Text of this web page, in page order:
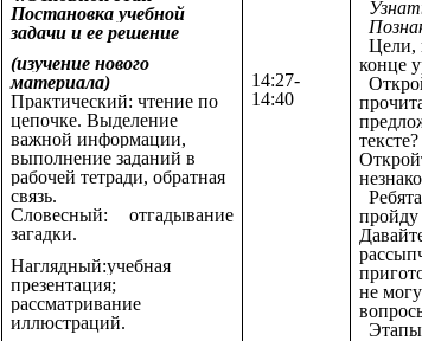
Постановка учебной
задачи и ее решение
(изучение нового
материала)
Практический: чтение по
цепочке. Выделение
важной информации,
выполнение заданий в
рабочей тетради, обратная
связь.
Словесный: отгадывание
загадки.
Наглядный:учебная
презентация;
рассматривание
иллюстраций.
14:27-
14:40
Цели,
конце
пройду
не
Этапы